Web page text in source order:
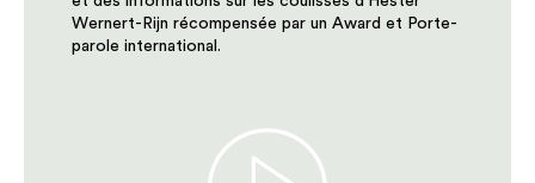
Wernert-Rijn récompensée par un Award et Porte-
parole international.